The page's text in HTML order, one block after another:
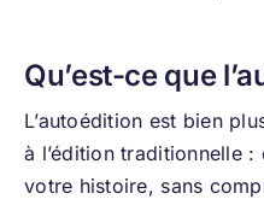
Qu’est-ce que
L’autoédition est bien
à l’édition traditionnelle
votre histoire, sans